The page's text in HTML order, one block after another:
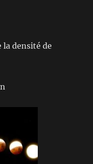
la densité de